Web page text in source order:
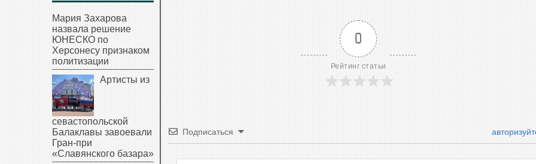
0
Рейтинг статьи
Подписаться
Мария Захарова
назвала решение
ЮНЕСКО по
Херсонесу признаком
политизации
Артисты из
севастопольской
Балаклавы завоевали
Гран-при
«Славянского базара»